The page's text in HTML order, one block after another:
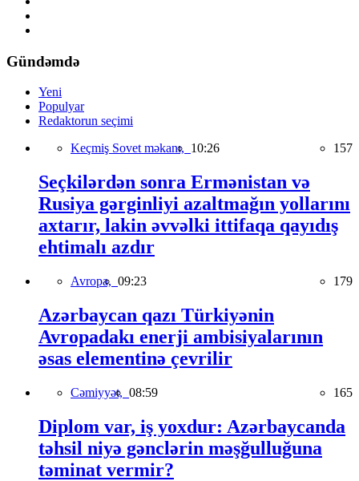
Gündəmdə
Yeni
Populyar
Redaktorun seçimi
Keçmiş Sovet məkanı, 10:26 157
Seçkilərdən sonra Ermənistan və
Rusiya gərginliyi azaltmağın yollarını
axtarır, lakin əvvəlki ittifaqa qayıdış
ehtimalı azdır
Avropa, 09:23 179
Azərbaycan qazı Türkiyənin
Avropadakı enerji ambisiyalarının
əsas elementinə çevrilir
Cəmiyyət, 08:59 165
Diplom var, iş yoxdur: Azərbaycanda
təhsil niyə gənclərin məşğulluğuna
təminat vermir?